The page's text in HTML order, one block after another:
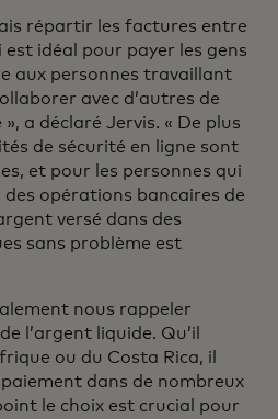
répartir les factures entre
est idéal pour payer les gens
aux personnes travaillant
avec d’autres de
a déclaré Jervis. « De plus
de sécurité en ligne sont
et pour les personnes qui
opérations bancaires de
versé dans des
sans problème est
nous rappeler
l’argent liquide. Qu’il
ou du Costa Rica, il
dans de nombreux
le choix est crucial pour